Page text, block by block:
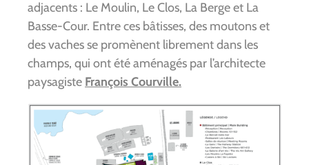
adjacents : Le Moulin, Le Clos, La Berge et La
Basse-Cour. Entre ces bâtisses, des moutons et
des vaches se promènent librement dans les
champs, qui ont été aménagés par l’architecte
paysagiste François Courville.